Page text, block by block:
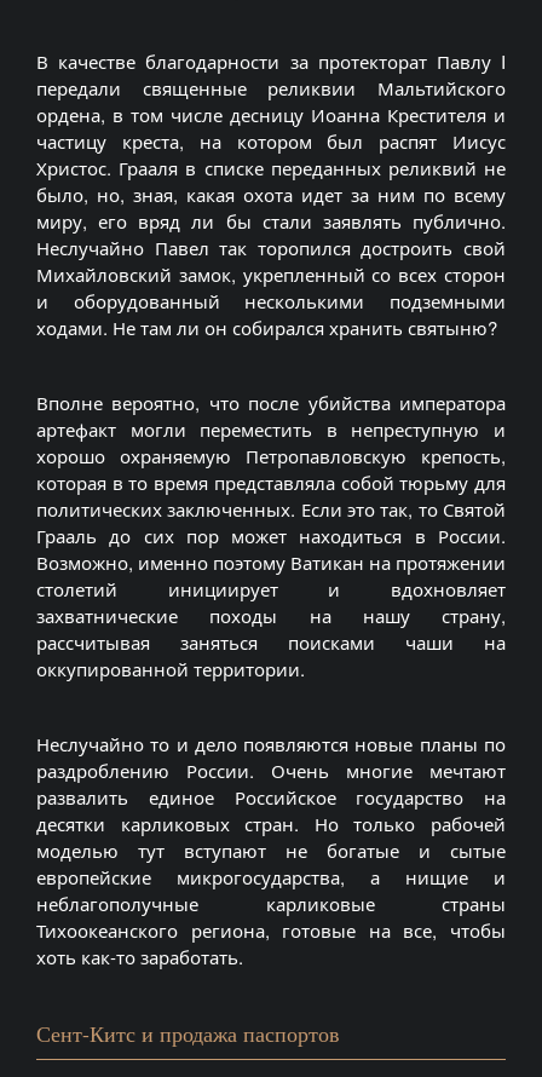
В качестве благодарности за протекторат Павлу I
передали священные реликвии Мальтийского
ордена, в том числе десницу Иоанна Крестителя и
частицу креста, на котором был распят Иисус
Христос. Грааля в списке переданных реликвий не
было, но, зная, какая охота идет за ним по всему
миру, его вряд ли бы стали заявлять публично.
Неслучайно Павел так торопился достроить свой
Михайловский замок, укрепленный со всех сторон
и оборудованный несколькими подземными
ходами. Не там ли он собирался хранить святыню?
Вполне вероятно, что после убийства императора
артефакт могли переместить в непреступную и
хорошо охраняемую Петропавловскую крепость,
которая в то время представляла собой тюрьму для
политических заключенных. Если это так, то Святой
Грааль до сих пор может находиться в России.
Возможно, именно поэтому Ватикан на протяжении
столетий инициирует и вдохновляет
захватнические походы на нашу страну,
рассчитывая заняться поисками чаши на
оккупированной территории.
Неслучайно то и дело появляются новые планы по
раздроблению России. Очень многие мечтают
развалить единое Российское государство на
десятки карликовых стран. Но только рабочей
моделью тут вступают не богатые и сытые
европейские микрогосударства, а нищие и
неблагополучные карликовые страны
Тихоокеанского региона, готовые на все, чтобы
хоть как-то заработать.
Сент-Китс и продажа паспортов